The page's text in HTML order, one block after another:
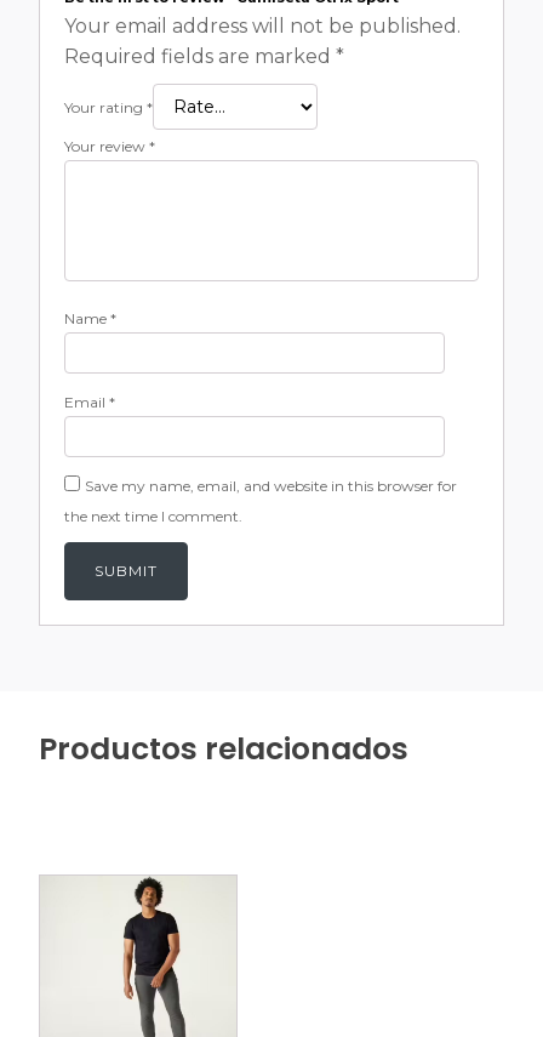
Your email address will not be published.
Required fields are marked *
Your rating *
Your review *
Name *
Email *
Save my name, email, and website in this browser for
the next time I comment.
Productos relacionados